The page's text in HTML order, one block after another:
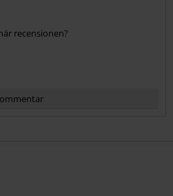
recensionen?